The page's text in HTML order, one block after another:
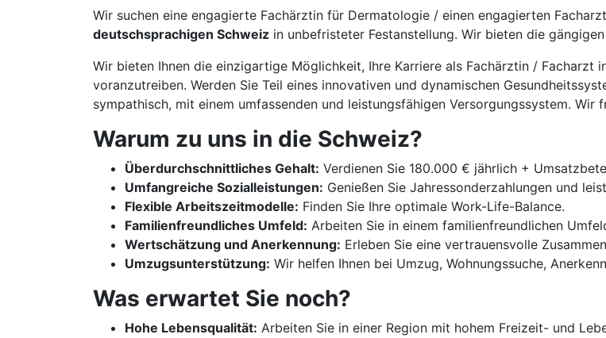
Wir suchen eine engagierte Fachärztin für Dermatologie / einen engagierten
deutschsprachigen Schweiz in unbefristeter Festanstellung. Wir bieten die
Wir bieten Ihnen die einzigartige Möglichkeit, Ihre Karriere als Fachärztin /
voranzutreiben. Werden Sie Teil eines innovativen und dynamischen
sympathisch, mit einem umfassenden und leistungsfähigen Versorgungssystem. Wir
Warum zu uns in die Schweiz?
Überdurchschnittliches Gehalt: Verdienen Sie 180.000 € jährlich +
Umfangreiche Sozialleistungen: Genießen Sie Jahressonderzahlungen und
Flexible Arbeitszeitmodelle: Finden Sie Ihre optimale Work-Life-Balance.
Familienfreundliches Umfeld: Arbeiten Sie in einem familienfreundlichen
Wertschätzung und Anerkennung: Erleben Sie eine vertrauensvolle
Umzugsunterstützung: Wir helfen Ihnen bei Umzug, Wohnungssuche,
Was erwartet Sie noch?
Hohe Lebensqualität: Arbeiten Sie in einer Region mit hohem Freizeit- und